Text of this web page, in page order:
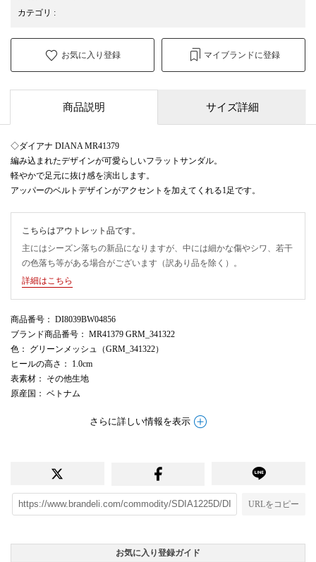
カテゴリ :
お気に入り登録 マイブランドに登録
商品説明 サイズ詳細
◇ダイアナ DIANA MR41379
編み込まれたデザインが可愛らしいフラットサンダル。
軽やかで足元に抜け感を演出します。
アッパーのベルトデザインがアクセントを加えてくれる1足です。
こちらはアウトレット品です。
主にはシーズン落ちの新品になりますが、中には細かな傷やシワ、若干
の色落ち等がある場合がございます（訳あり品を除く）。
詳細はこちら
商品番号 ： DI8039BW04856
ブランド商品番号 ： MR41379 GRM_341322
色 ： グリーンメッシュ（GRM_341322）
ヒールの高さ ： 1.0cm
表素材 ： その他生地
原産国 ： ベトナム
さらに詳しい情報を表示
URLをコピー
お気に入り登録ガイド